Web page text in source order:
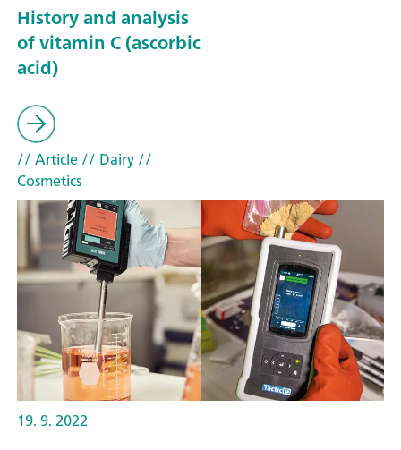
History and analysis
of vitamin C (ascorbic
acid)
// Article// Dairy//
Cosmetics
19. 9. 2022